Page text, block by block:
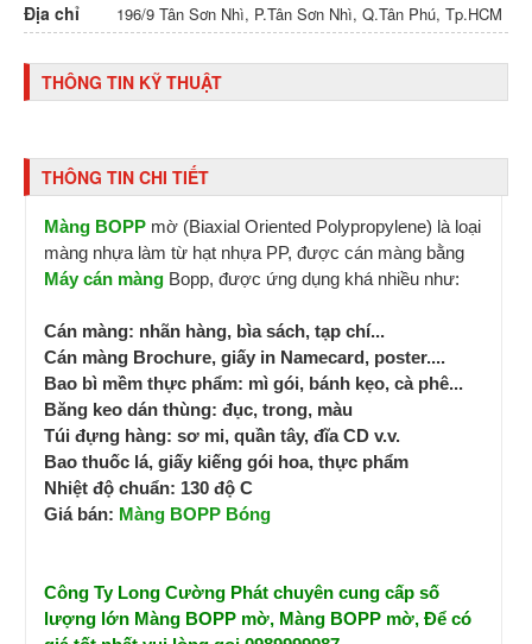
Địa chỉ
196/9 Tân Sơn Nhì, P.Tân Sơn Nhì, Q.Tân Phú, Tp.HCM
THÔNG TIN KỸ THUẬT
THÔNG TIN CHI TIẾT
Màng BOPP mờ (Biaxial Oriented Polypropylene) là loại
màng nhựa làm từ hạt nhựa PP, được cán màng bằng
Máy cán màng Bopp, được ứng dụng khá nhiều như:
Cán màng: nhãn hàng, bìa sách, tạp chí...
Cán màng Brochure, giấy in Namecard, poster....
Bao bì mềm thực phẩm: mì gói, bánh kẹo, cà phê...
Băng keo dán thùng: đục, trong, màu
Túi đựng hàng: sơ mi, quần tây, đĩa CD v.v.
Bao thuốc lá, giấy kiếng gói hoa, thực phẩm
Nhiệt độ chuẩn: 130 độ C
Giá bán: Màng BOPP Bóng
Công Ty Long Cường Phát chuyên cung cấp số
lượng lớn Màng BOPP mờ, Màng BOPP mờ, Để có